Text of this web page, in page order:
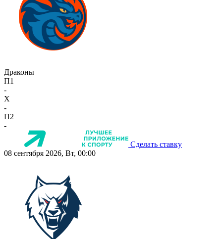
Драконы
П1
-
X
-
П2
-
Сделать ставку
08 сентября 2026, Вт, 00:00